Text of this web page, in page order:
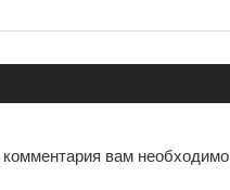
вам необходимо